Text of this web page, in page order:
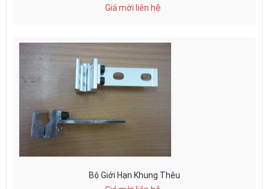
Giá mời liên hệ
Bộ Giới Hạn Khung Thêu